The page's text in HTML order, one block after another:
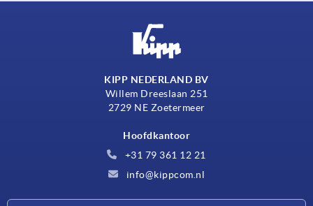
KIPP NEDERLAND BV
Willem Dreeslaan 251
2729 NE Zoetermeer
Hoofdkantoor
+31 79 361 12 21
info@kippcom.nl